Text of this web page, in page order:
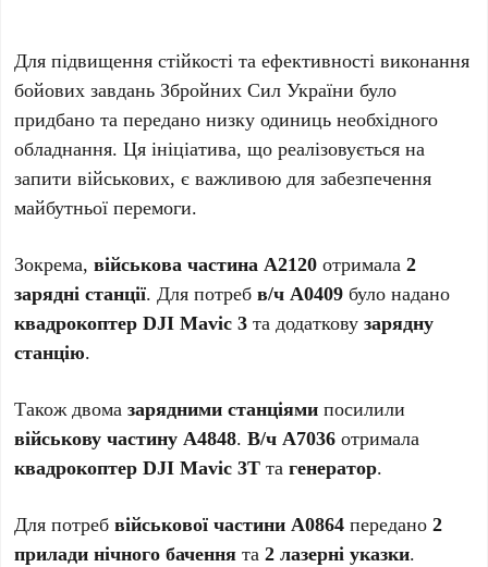
Для підвищення стійкості та ефективності виконання
бойових завдань Збройних Сил України було
придбано та передано низку одиниць необхідного
обладнання. Ця ініціатива, що реалізовується на
запити військових, є важливою для забезпечення
майбутньої перемоги.
Зокрема,військова частина А2120 отримала2
зарядні станції. Для потребв/ч А0409 було надано
квадрокоптер DJI Mavic 3 та додатковузарядну
станцію.
Також двомазарядними станціями посилили
військову частину А4848.В/ч А7036 отримала
квадрокоптер DJI Mavic 3Т тагенератор.
Для потребвійськової частини А0864 передано2
прилади нічного бачення та2 лазерні указки.